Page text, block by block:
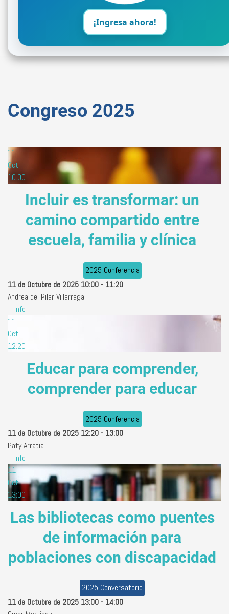
¡Ingresa ahora!
Congreso 2025
11
Oct
10:00
Incluir es transformar: un
camino compartido entre
escuela, familia y clínica
2025 Conferencia
11 de Octubre de 2025 10:00- 11:20
Andrea del Pilar Villarraga
+ info
11
Oct
12:20
Educar para comprender,
comprender para educar
2025 Conferencia
11 de Octubre de 2025 12:20- 13:00
Paty Arratia
+ info
11
Oct
13:00
Las bibliotecas como puentes
de información para
poblaciones con discapacidad
2025 Conversatorio
11 de Octubre de 2025 13:00- 14:00